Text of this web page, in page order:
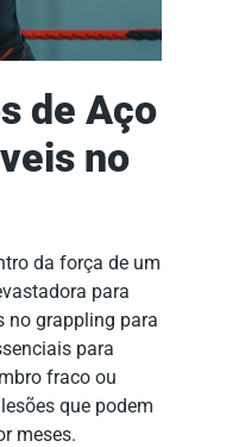
de Aço
no
da força de um
para
no grappling para
para
fraco ou
que podem
meses.